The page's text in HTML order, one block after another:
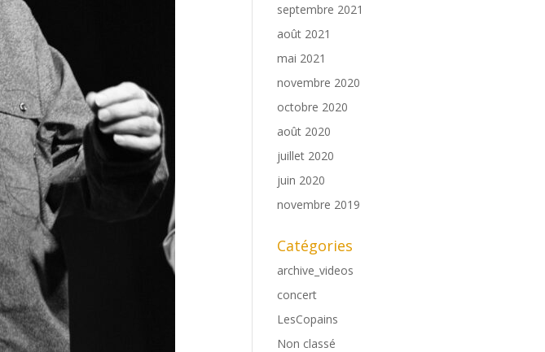
septembre 2021
août 2021
mai 2021
novembre 2020
octobre 2020
août 2020
juillet 2020
juin 2020
novembre 2019
Catégories
archive_videos
concert
LesCopains
Non classé